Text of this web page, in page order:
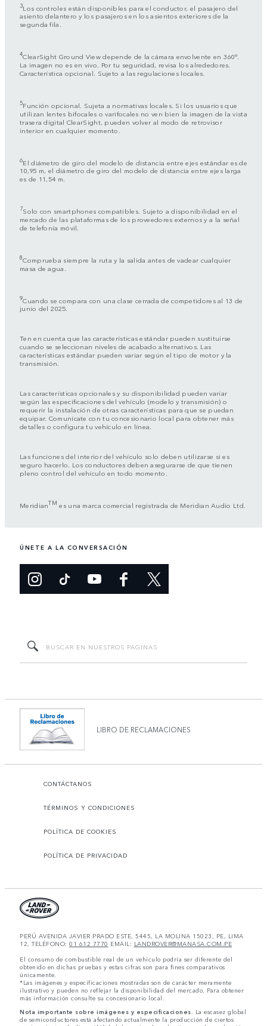
3Los controles están disponibles para el conductor, el pasajero del
asiento delantero y los pasajeros en los asientos exteriores de la
segunda fila.
4ClearSight Ground View depende de la cámara envolvente en 360°.
La imagen no es en vivo. Por tu seguridad, revisa los alrededores.
Característica opcional. Sujeto a las regulaciones locales.
5Función opcional. Sujeta a normativas locales. Si los usuarios que
utilizan lentes bifocales o varifocales no ven bien la imagen de la vista
trasera digital ClearSight, pueden volver al modo de retrovisor
interior en cualquier momento.
6El diámetro de giro del modelo de distancia entre ejes estándar es de
10,95 m, el diámetro de giro del modelo de distancia entre ejes larga
es de 11,54 m.
7Solo con smartphones compatibles. Sujeto a disponibilidad en el
mercado de las plataformas de los proveedores externos y a la señal
de telefonía móvil.
8Comprueba siempre la ruta y la salida antes de vadear cualquier
masa de agua.
9Cuando se compara con una clase cerrada de competidores al 13 de
junio del 2025.
Ten en cuenta que las características estándar pueden sustituirse
cuando se seleccionan niveles de acabado alternativos. Las
características estándar pueden variar según el tipo de motor y la
transmisión.
Las características opcionales y su disponibilidad pueden variar
según las especificaciones del vehículo (modelo y transmisión) o
requerir la instalación de otras características para que se puedan
equipar. Comunícate con tu concesionario local para obtener más
detalles o configura tu vehículo en línea.
Las funciones del interior del vehículo solo deben utilizarse si es
seguro hacerlo. Los conductores deben asegurarse de que tienen
pleno control del vehículo en todo momento.
MeridianTM es una marca comercial registrada de Meridian Audio Ltd.
ÚNETE A LA CONVERSACIÓN
LIBRO DE RECLAMACIONES
CONTÁCTANOS
TÉRMINOS Y CONDICIONES
POLÍTICA DE COOKIES
POLÍTICA DE PRIVACIDAD
PERÚ AVENIDA JAVIER PRADO ESTE, 5445, LA MOLINA 15023, PE, LIMA
12, TELÉFONO: 01 612 7770 EMAIL: LANDROVER@MANASA.COM.PE
El consumo de combustible real de un vehículo podría ser diferente del
obtenido en dichas pruebas y estas cifras son para fines comparativos
únicamente.
*Las imágenes y especificaciones mostradas son de carácter meramente
ilustrativo y pueden no reflejar la disponibilidad del mercado. Para obtener
más información consulte su concesionario local.
Nota importante sobre imágenes y especificaciones. La escasez global
de semiconductores está afectando actualmente la producción de ciertos